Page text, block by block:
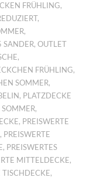
FRÜHLING,
,
,
SANDER,OUTLET
,
FRÜHLING,
SOMMER,
, PLATZDECKE
SOMMER,
, PREISWERTE
, PREISWERTE
, PREISWERTES
MITTELDECKE,
TISCHDECKE,